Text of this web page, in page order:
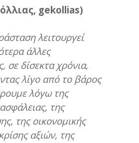
gekollias)
λειτουργεί
άλλες
σε δίσεκτα χρόνια,
λίγο από το βάρος
λόγω της
της
της οικονομικής
αξιών, της